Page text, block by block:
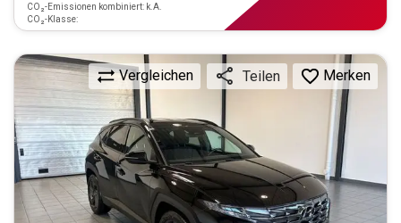
CO₂-Emissionen kombiniert: k.A.
CO₂-Klasse:
Vergleichen Teilen Merken